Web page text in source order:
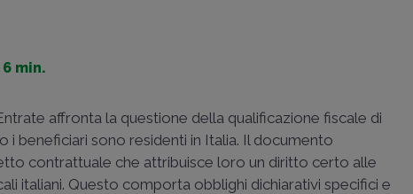
6 min.
affronta la questione della qualificazione fiscale di
i beneficiari sono residenti in Italia. Il documento
contrattuale che attribuisce loro un diritto certo alle
italiani. Questo comporta obblighi dichiarativi specifici e